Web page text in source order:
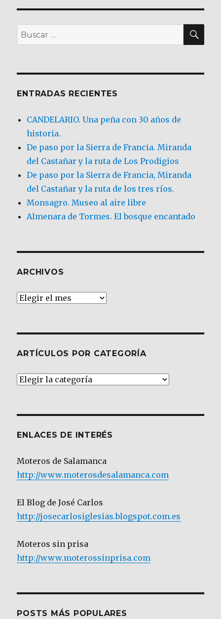
Buscar
por:
ENTRADAS RECIENTES
CANDELARIO. Una peña con 30 años de
historia.
De paso por la Sierra de Francia. Miranda
del Castañar y la ruta de Los Prodigios
De paso por la Sierra de Francia, Miranda
del Castañar y la ruta de los tres ríos.
Monsagro. Museo al aire libre
Almenara de Tormes. El bosque encantado
ARCHIVOS
Archivos
ARTÍCULOS POR CATEGORÍA
Artículos
ENLACES DE INTERÉS
Moteros de Salamanca
http://www.moterosdesalamanca.com
El Blog de José Carlos
http://josecarlosiglesias.blogspot.com.es
Moteros sin prisa
http://www.moterossinprisa.com
POSTS MÁS POPULARES